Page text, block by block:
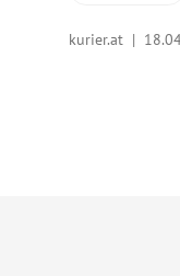
kurier.at |